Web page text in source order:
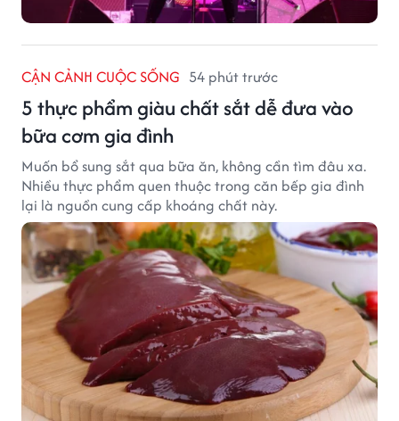
CẬN CẢNH CUỘC SỐNG 54 phút trước
5 thực phẩm giàu chất sắt dễ đưa vào
bữa cơm gia đình
Muốn bổ sung sắt qua bữa ăn, không cần tìm đâu xa.
Nhiều thực phẩm quen thuộc trong căn bếp gia đình
lại là nguồn cung cấp khoáng chất này.